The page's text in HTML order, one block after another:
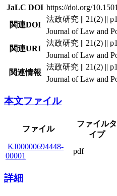
JaLC DOI https://doi.org/
関連DOI
法政研究 || 21(2) ||
Journal of Law and
関連URI
法政研究 || 21(2) ||
Journal of Law and
関連情報
法政研究 || 21(2) ||
Journal of Law and
本文ファイル
ファイル
ファイルタ
イプ
KJ00000694448-
00001
pdf
詳細